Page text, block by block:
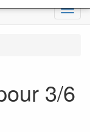
Menu
3/6